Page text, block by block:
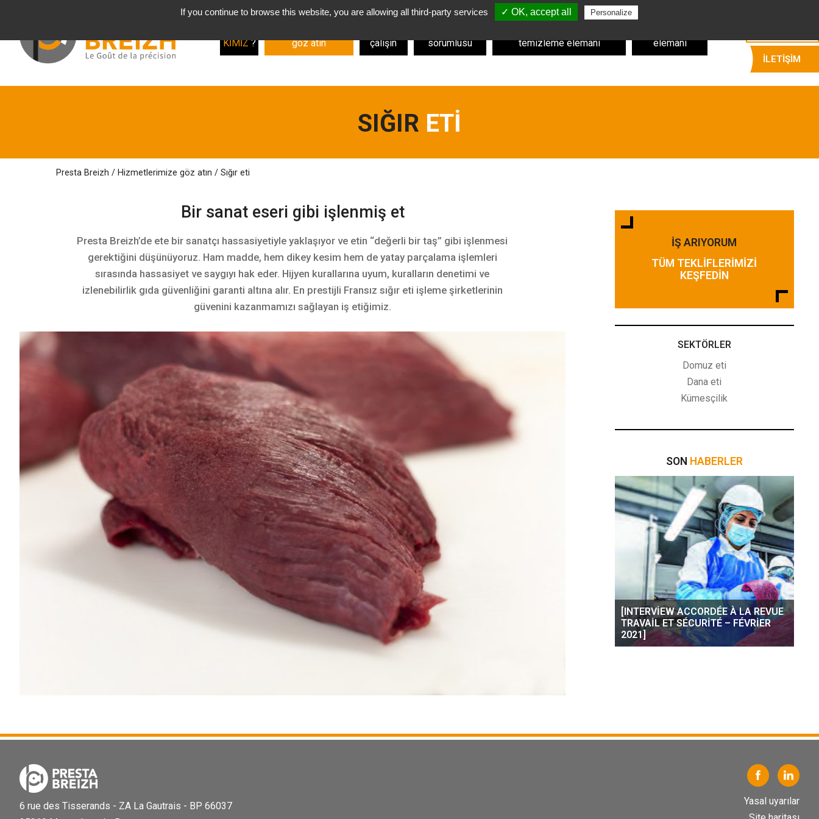
İLETIŞIM
KIMIZ?
göz atın
çalışın
sorumlusu
temizleme elemanı
elemanı
SIĞIR ETI
Presta Breizh / Hizmetlerimize göz atın / Sığır eti
Bir sanat eseri gibi işlenmiş et
Presta Breizh’de ete bir sanatçı hassasiyetiyle yaklaşıyor ve etin “değerli bir taş” gibi işlenmesi
gerektiğini düşünüyoruz. Ham madde, hem dikey kesim hem de yatay parçalama işlemleri
sırasında hassasiyet ve saygıyı hak eder. Hijyen kurallarına uyum, kuralların denetimi ve
izlenebilirlik gıda güvenliğini garanti altına alır. En prestijli Fransız sığır eti işleme şirketlerinin
güvenini kazanmamızı sağlayan iş etiğimiz.
İŞ ARIYORUM
TÜM TEKLIFLERIMIZI
KEŞFEDIN
SEKTÖRLER
Domuz eti
Dana eti
Kümesçilik
SON HABERLER
[INTERVIEW ACCORDÉE À LA REVUE
TRAVAIL ET SÉCURITÉ – FÉVRIER
2021]
6 rue des Tisserands - ZA La Gautrais - BP 66037
Yasal uyarılar
If you continue to browse this website, you are allowing all third-party services ✓ OK, accept all Personalize